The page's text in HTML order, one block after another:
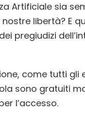
Artificiale sia
libertà? E
pregiudizi
come tutti gli
sono gratuiti
l’accesso.